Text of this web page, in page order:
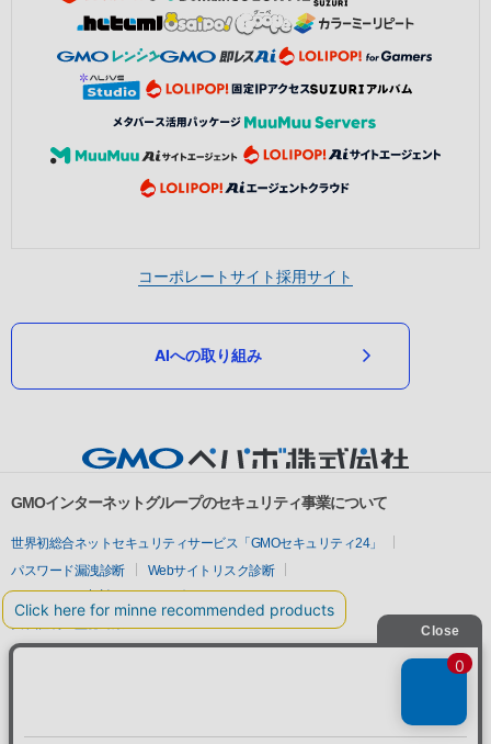
コーポレートサイト採用サイト
AIへの取り組み
GMOインターネットグループのセキュリティ事業について
世界初総合ネットセキュリティサービス「GMOセキュリティ24」
パスワード漏洩診断
Webサイトリスク診断
セキュリティ相談AIチャットボット
実在証明・盗聴対策
サイバー攻撃対策（GMOサイバーセキュリティ byイエラエ）